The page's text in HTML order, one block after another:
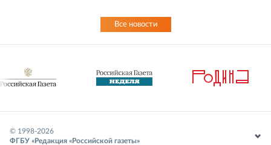
Все новости
© 1998-2026
ФГБУ «Редакция «Российской газеты»